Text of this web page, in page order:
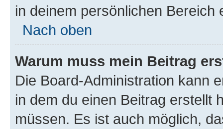
in deinem persönlichen Bereich
Nach oben
Warum muss mein Beitrag
Die Board-Administration kann
in dem du einen Beitrag erstellt
müssen. Es ist auch möglich,